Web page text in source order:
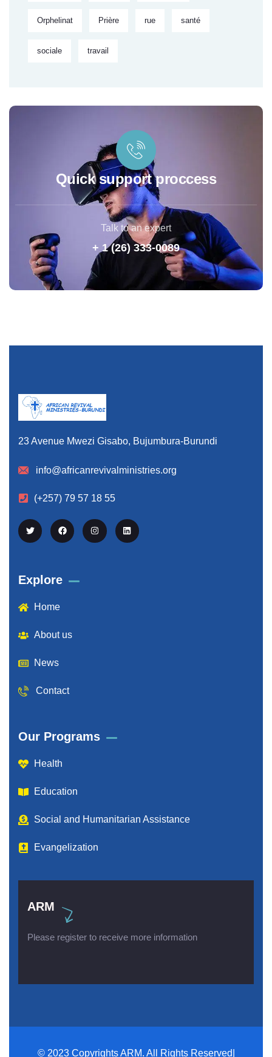
Orphelinat Prière rue santé
sociale travail
Quick support proccess
Talk to an expert
+ 1 (26) 333-0089
23 Avenue Mwezi Gisabo, Bujumbura-Burundi
info@africanrevivalministries.org
(+257) 79 57 18 55
Explore
Home
About us
News
Contact
Our Programs
Health
Education
Social and Humanitarian Assistance
Evangelization
ARM
Please register to receive more information
© 2023 Copyrights ARM. All Rights Reserved|